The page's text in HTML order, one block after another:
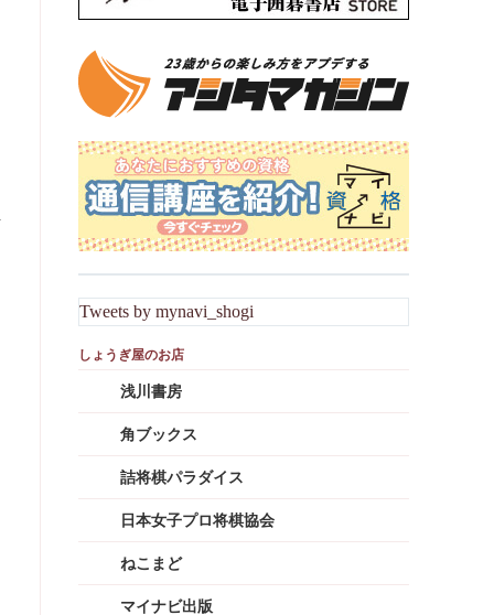
Tweets by mynavi_shogi
浅川書房
角ブックス
詰将棋パラダイス
日本女子プロ将棋協会
ねこまど
マイナビ出版